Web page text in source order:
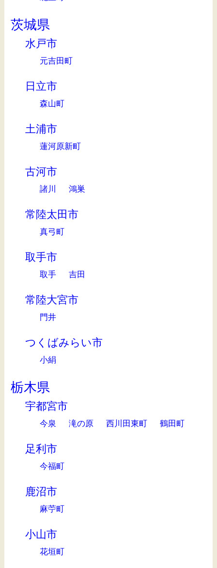
茨城県
水戸市
元吉田町
日立市
森山町
土浦市
蓮河原新町
古河市
諸川 鴻巣
常陸太田市
真弓町
取手市
取手 吉田
常陸大宮市
門井
つくばみらい市
小絹
栃木県
宇都宮市
今泉 滝の原 西川田東町 鶴田町
足利市
今福町
鹿沼市
麻苧町
小山市
花垣町